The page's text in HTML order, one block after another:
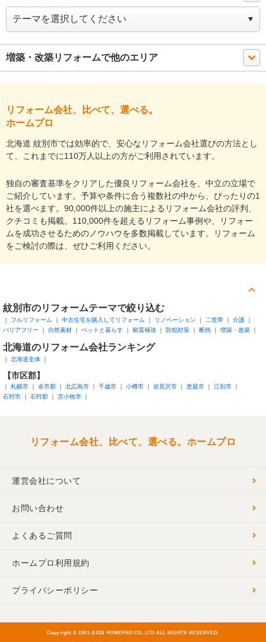
増築・改築リフォームで他のエリア
リフォーム会社、比べて、選べる。
ホームプロ
北海道 紋別市では効率的で、安心なリフォーム会社選びの方法とし
て、これまでに110万人以上の方がご利用されています。
独自の審査基準をクリアした優良リフォーム会社を、中立の立場で
ご紹介しています。予算や条件に合う複数社の中から、ぴったりの1
社を選べます。90,000件以上の施主によるリフォーム会社の評判、
クチコミも掲載。110,000件を超えるリフォーム事例や、リフォー
ムを成功させるためのノウハウを多数掲載しています。リフォーム
をご検討の際は、ぜひご利用ください。
紋別市のリフォームテーマで絞り込む
フルリフォーム 中古住宅を購入してリフォーム リノベーション 二世帯
介護
バリアフリー
自然素材 ペットと暮らす 耐震補強 防犯対策 断熱 増築・改築
北海道のリフォーム会社ランキング
北海道全体
【市区郡】
札幌市 余市郡 北広島市 千歳市 小樽市 岩見沢市 恵庭市
江別市
石狩市
石狩郡 苫小牧市
リフォーム会社、比べて、選べる。ホームプロ
運営会社について
お問い合わせ
よくあるご質問
ホームプロ利用規約
プライバシーポリシー
Copyright © 2001-2026 HOMEPRO CO.,LTD ALL RIGHTS RESERVED.